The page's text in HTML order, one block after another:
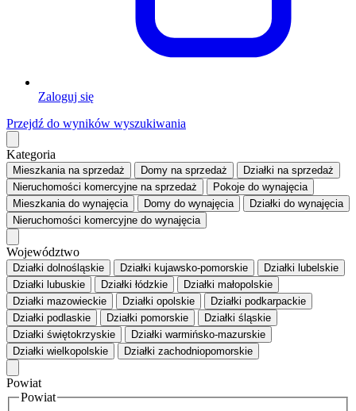
Zaloguj się
Przejdź do wyników wyszukiwania
Kategoria
Mieszkaniana sprzedaż Domy na sprzedaż Działki na sprzedaż
Nieruchomości komercyjne na sprzedaż Pokoje do wynajęcia
Mieszkaniado wynajęcia Domy do wynajęcia Działki do wynajęcia
Nieruchomości komercyjne do wynajęcia
Województwo
Działki dolnośląskie Działki kujawsko-pomorskie
Działki lubelskie
Działki lubuskie
Działki łódzkie
Działki małopolskie
Działki mazowieckie
Działki opolskie
Działki podkarpackie
Działki podlaskie
Działki pomorskie
Działki śląskie
Działki świętokrzyskie
Działki warmińsko-mazurskie
Działki wielkopolskie
Działki zachodniopomorskie
Powiat
Powiat